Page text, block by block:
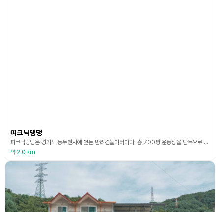
피크닉댕댕
피크닉댕댕은 경기도 동두천시에 있는 반려견놀이터이다. 총 700평 운동장을 단독으로 사용할 수 있는 공간이며, 반려견에게 좋은 마사토(흙) 운동장과 여러 개의 언덕이 있어서 운동하기에 아주 적합한 공간입니다. 그늘막 3곳 계곡 옆 원두막이 있어서 사계절 내내 쉴 수 있는 공간이 마련되어 있으며 산속에서 힐링하기 좋은 장소이다. 사람보다는 반려견의 산책, 등산, 재활을 목적으로 만든 공간이다. (출처 : 피크닉댕댕 홈페이지)
약 2.0 km